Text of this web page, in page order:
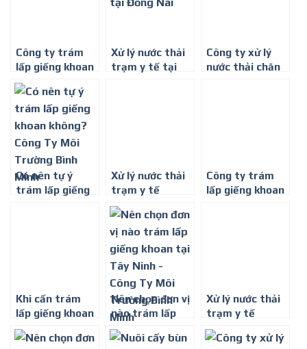
Công ty trám
lấp giếng khoan
giá rẻ tại Thuận
An
Xử lý nước thải
trạm y tế tại
Công ty xử lý
nước thải chăn
Có nên tự ý
trám lấp giếng
Xử lý nước thải
trạm y tế
Công ty trám
lấp giếng khoan
Khi cần trám
lấp giếng khoan
ở đâu tại Bình
Dương – Công
Nên chọn đơn vị
nào trám lấp
giếng khoan tại
Tây Ninh – Công
Xử lý nước thải
trạm y tế